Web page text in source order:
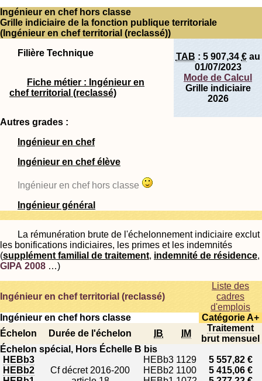
Ingénieur en chef hors classe
Grille indiciaire de la fonction publique territoriale
(Ingénieur en chef territorial (reclassé))
Filière Technique
Fiche métier : Ingénieur en
chef territorial (reclassé)
TAB : 5 907,34 €au
01/07/2023
Mode de Calcul
Grille indiciaire
2026
Autres grades :
Ingénieur en chef
Ingénieur en chef élève
Ingénieur en chef hors classe
Ingénieur général
La rémunération brute de l'échelonnement indiciaire exclut
les bonifications indiciaires, les primes et les indemnités
(supplément familial de traitement, indemnité de résidence,
GIPA 2008 …)
Ingénieur en chef territorial (reclassé)
Liste des
cadres
d'emplois
Ingénieur en chef hors classe
Catégorie A+
Échelon
Durée de l'échelon IB IM
Traitement
brut mensuel
Échelon spécial, Hors Échelle B bis
HEBb3
HEBb3 1129
5 557,82 €
HEBb2
Cf décret 2016-200 HEBb2 1100
5 415,06 €